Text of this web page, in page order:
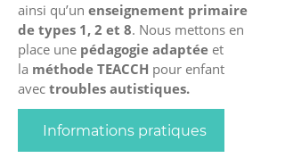
ainsi qu’un enseignement primaire
de types 1, 2 et 8. Nous mettons en
place une pédagogie adaptée et
la méthode TEACCH pour enfant
avec troubles autistiques.
Informations pratiques